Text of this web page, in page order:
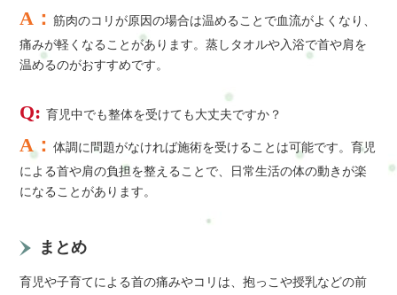
A：筋肉のコリが原因の場合は温めることで血流がよくなり、
痛みが軽くなることがあります。蒸しタオルや入浴で首や肩を
温めるのがおすすめです。
Q:育児中でも整体を受けても大丈夫ですか？
A：体調に問題がなければ施術を受けることは可能です。育児
による首や肩の負担を整えることで、日常生活の体の動きが楽
になることがあります。
まとめ
育児や子育てによる首の痛みやコリは、抱っこや授乳などの前